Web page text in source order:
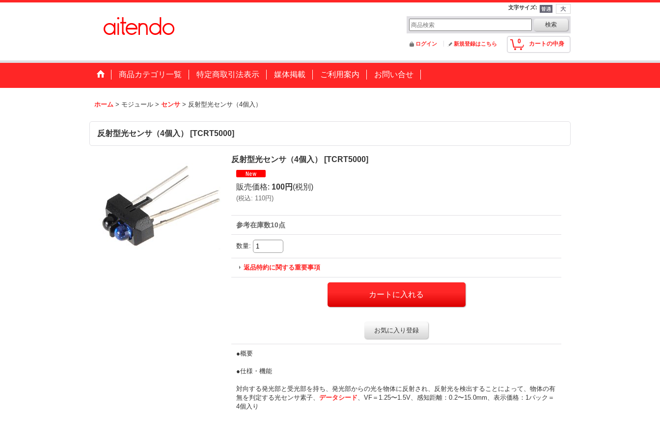
文字サイズ:
0 カートの中身
ログイン 新規登録はこちら
商品カテゴリ一覧 特定商取引法表示 媒体掲載 ご利用案内 お問い合せ
ホーム > モジュール > センサ > 反射型光センサ（4個入）
反射型光センサ（4個入） [TCRT5000]
反射型光センサ（4個入） [TCRT5000]
販売価格: 100円 (税別)
(税込: 110円)
参考在庫数10点
数量:
返品特約に関する重要事項
お気に入り登録
●概要
●仕様・機能
対向する発光部と受光部を持ち、発光部からの光を物体に反射され、反射光を検出することによって、物体の有
無を判定する光センサ素子、 データシード、VF＝1.25〜1.5V、感知距離：0.2〜15.0mm、表示価格：1パック＝
4個入り